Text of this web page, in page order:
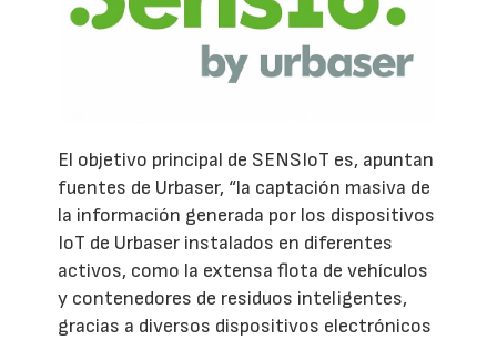
El objetivo principal de SENSIoT es, apuntan
fuentes de Urbaser, “la captación masiva de
la información generada por los dispositivos
IoT de Urbaser instalados en diferentes
activos, como la extensa flota de vehículos
y contenedores de residuos inteligentes,
gracias a diversos dispositivos electrónicos